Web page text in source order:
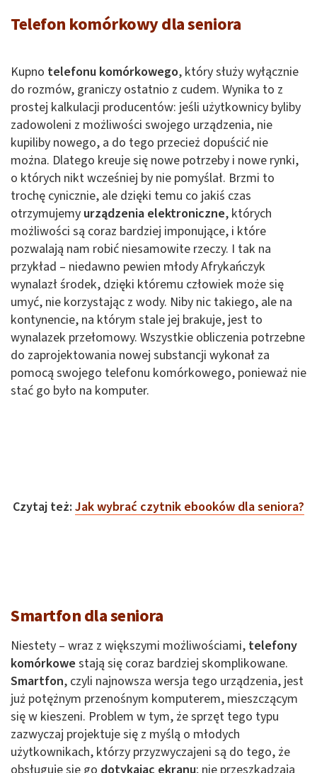
Telefon komórkowy dla seniora
Kupno telefonu komórkowego, który służy wyłącznie
do rozmów, graniczy ostatnio z cudem. Wynika to z
prostej kalkulacji producentów: jeśli użytkownicy byliby
zadowoleni z możliwości swojego urządzenia, nie
kupiliby nowego, a do tego przecież dopuścić nie
można. Dlatego kreuje się nowe potrzeby i nowe rynki,
o których nikt wcześniej by nie pomyślał. Brzmi to
trochę cynicznie, ale dzięki temu co jakiś czas
otrzymujemy urządzenia elektroniczne, których
możliwości są coraz bardziej imponujące, i które
pozwalają nam robić niesamowite rzeczy. I tak na
przykład – niedawno pewien młody Afrykańczyk
wynalazł środek, dzięki któremu człowiek może się
umyć, nie korzystając z wody. Niby nic takiego, ale na
kontynencie, na którym stale jej brakuje, jest to
wynalazek przełomowy. Wszystkie obliczenia potrzebne
do zaprojektowania nowej substancji wykonał za
pomocą swojego telefonu komórkowego, ponieważ nie
stać go było na komputer.
Czytaj też:Jak wybrać czytnik ebooków dla seniora?
Smartfon dla seniora
Niestety – wraz z większymi możliwościami, telefony
komórkowestają się coraz bardziej skomplikowane.
Smartfon, czyli najnowsza wersja tego urządzenia, jest
już potężnym przenośnym komputerem, mieszczącym
się w kieszeni. Problem w tym, że sprzęt tego typu
zazwyczaj projektuje się z myślą o młodych
użytkownikach, którzy przyzwyczajeni są do tego, że